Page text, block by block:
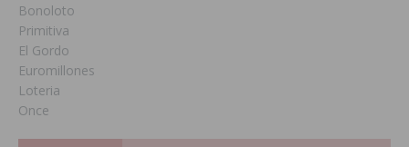
Bonoloto
Primitiva
El Gordo
Euromillones
Loteria
Once